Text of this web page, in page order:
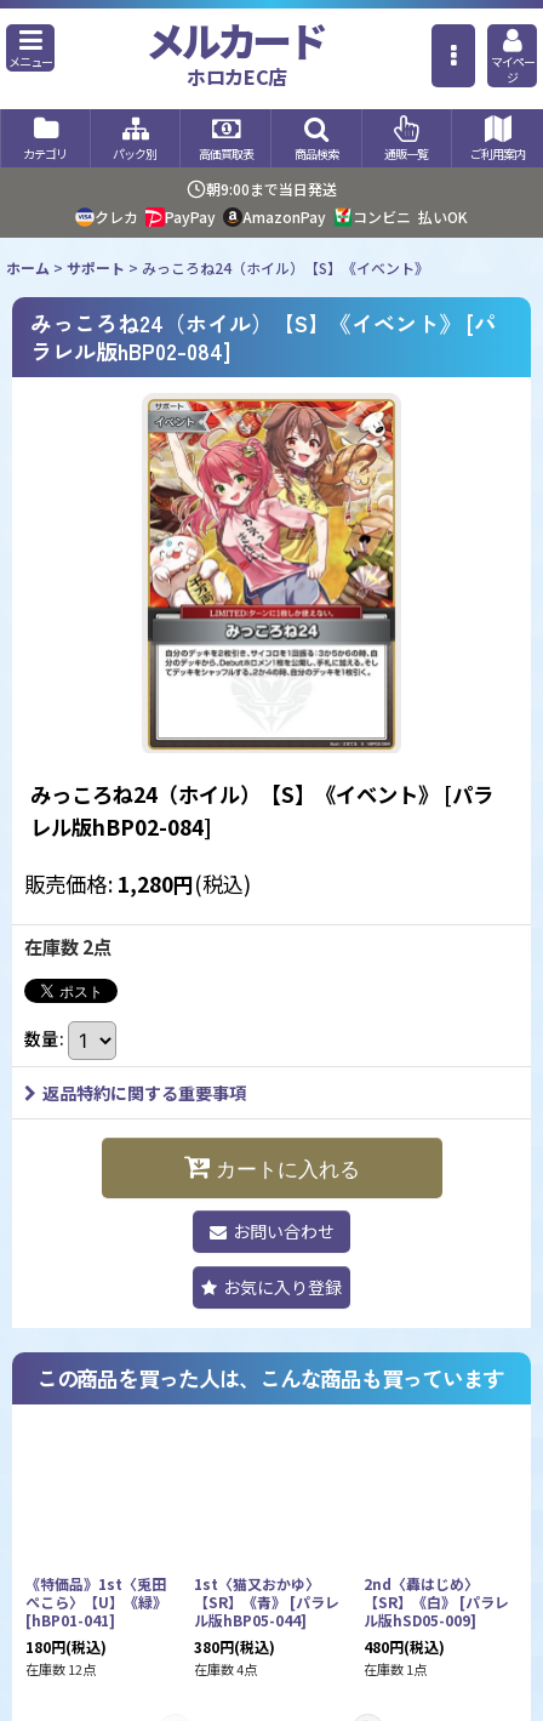
メニュー メルカード
ホロカEC店
マイペー
ジ
カテゴリ パック別 高価買取表 商品検索 通販一覧 ご利用案内
朝9:00まで当日発送
クレカ
PayPay AmazonPay コンビニ 払いOK
ホーム > サポート > みっころね24（ホイル）【S】《イベント》
みっころね24（ホイル）【S】《イベント》 [パ
ラレル版hBP02-084]
みっころね24（ホイル）【S】《イベント》 [パラ
レル版hBP02-084]
販売価格: 1,280円(税込)
在庫数 2点
数量:
返品特約に関する重要事項
カートに入れる
お問い合わせ
お気に入り登録
この商品を買った人は、こんな商品も買っています
《特価品》1st〈兎田
ぺこら〉【U】《緑》
[hBP01-041]
180円(税込)
在庫数 12点
1st〈猫又おかゆ〉
【SR】《青》 [パラレ
ル版hBP05-044]
380円(税込)
在庫数 4点
2nd〈轟はじめ〉
【SR】《白》 [パラレ
ル版hSD05-009]
480円(税込)
在庫数 1点